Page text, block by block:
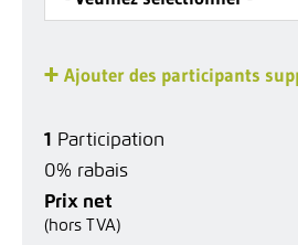
Ajouter des participants
1 Participation
0% rabais
Prix net
(hors TVA)